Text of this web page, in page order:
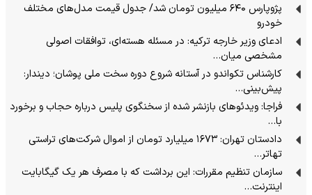
پژوپارس ۶۴۰ میلیون تومان شد/ جدول قیمت مدل‌های مختلف
خودرو
ادعای وزیر خارجه ترکیه: در مسئله هسته‌ای، توافقات اصولی
مشخصی میان…
کارشناس تکواندو در آستانه شروع دوره سخت ملی پوشان؛ دیندار:
پیش‌بینی…
فراجا: ویدئوهای بازنشر شده از سخنگوی پلیس درباره حجاب و برخورد
با…
دادستان تهران: ۱۶۷۳ میلیارد تومان از اموال شرکت‌های تراستی
تهاتر…
سازمان تنظیم مقررات: این برداشت که با مصرف هر یک گیگابایت
اینترنت…